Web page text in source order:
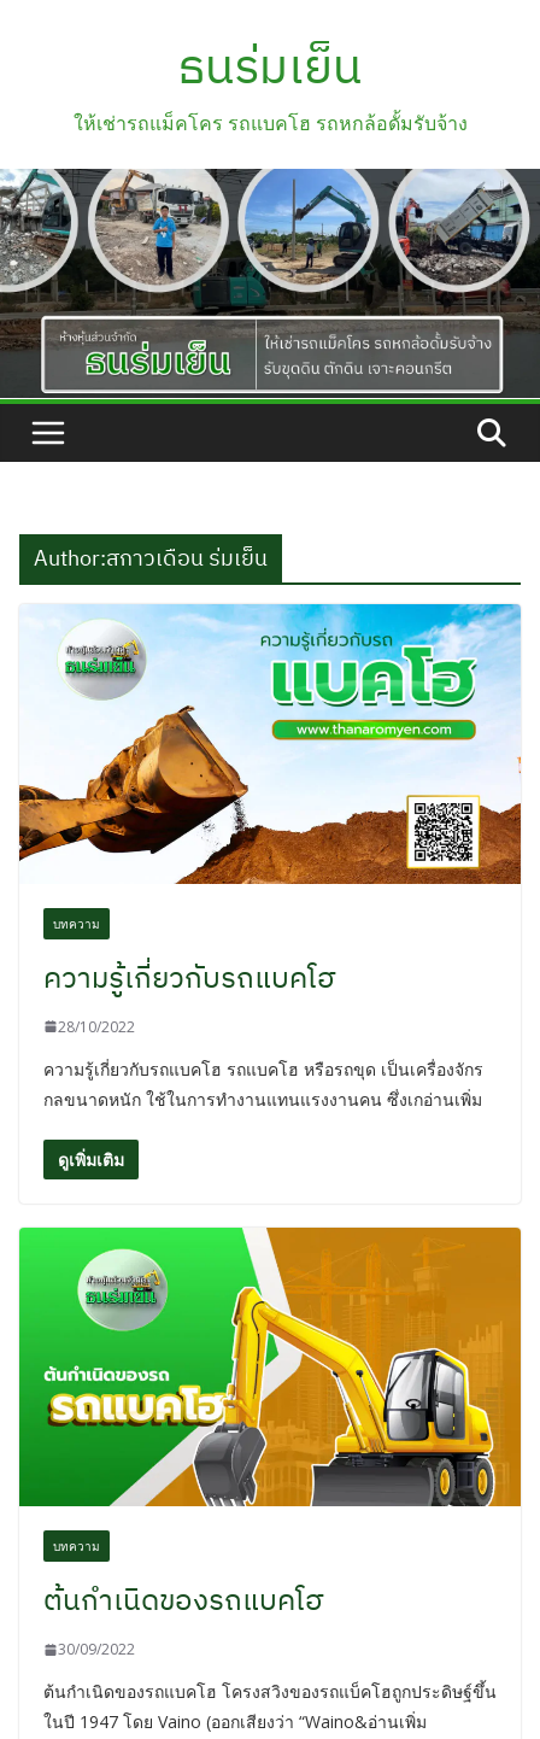
ธนร่มเย็น
ให้เช่ารถแม็คโคร รถแบคโฮ รถหกล้อดั้มรับจ้าง
Author:สกาวเดือน ร่มเย็น
บทความ
ความรู้เกี่ยวกับรถแบคโฮ
28/10/2022
ความรู้เกี่ยวกับรถแบคโฮ รถแบคโฮ หรือรถขุด เป็นเครื่องจักร
กลขนาดหนัก ใช้ในการทํางานแทนแรงงานคน ซึ่งเกอ่านเพิ่ม
ดูเพิ่มเติม
บทความ
ต้นกำเนิดของรถแบคโฮ
30/09/2022
ต้นกำเนิดของรถแบคโฮ โครงสวิงของรถแบ็คโฮถูกประดิษฐ์ขึ้น
ในปี 1947 โดย Vaino (ออกเสียงว่า “Waino&อ่านเพิ่ม